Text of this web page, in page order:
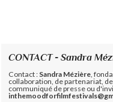
CONTACT - Sandra
Contact : Sandra Mézière ,
collaboration, de partenariat,
communiqué de presse ou